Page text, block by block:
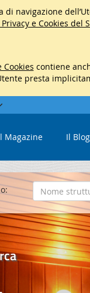
di navigazione
e Cookies del
contiene
presta
Magazine Il Blog